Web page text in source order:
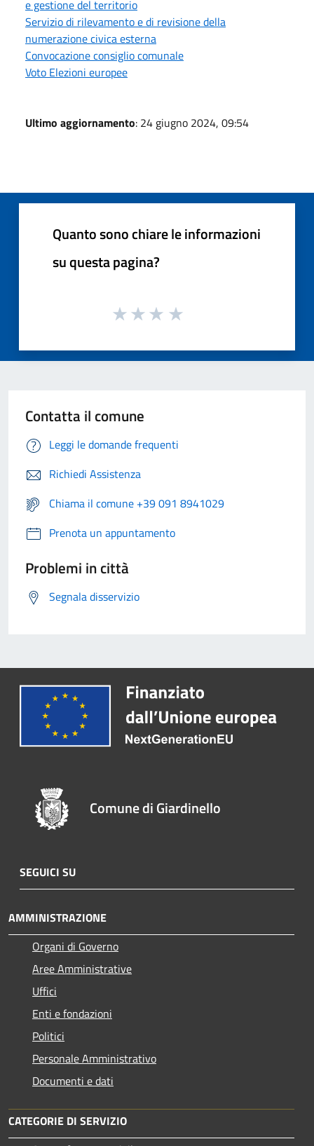
e gestione del territorio
Servizio di rilevamento e di revisione della
numerazione civica esterna
Convocazione consiglio comunale
Voto Elezioni europee
Ultimo aggiornamento: 24 giugno 2024, 09:54
Quanto sono chiare le informazioni
su questa pagina?
Contatta il comune
Leggi le domande frequenti
Richiedi Assistenza
Chiama il comune +39 091 8941029
Prenota un appuntamento
Problemi in città
Segnala disservizio
Comune di Giardinello
SEGUICI SU
AMMINISTRAZIONE
Organi di Governo
Aree Amministrative
Uffici
Enti e fondazioni
Politici
Personale Amministrativo
Documenti e dati
CATEGORIE DI SERVIZIO